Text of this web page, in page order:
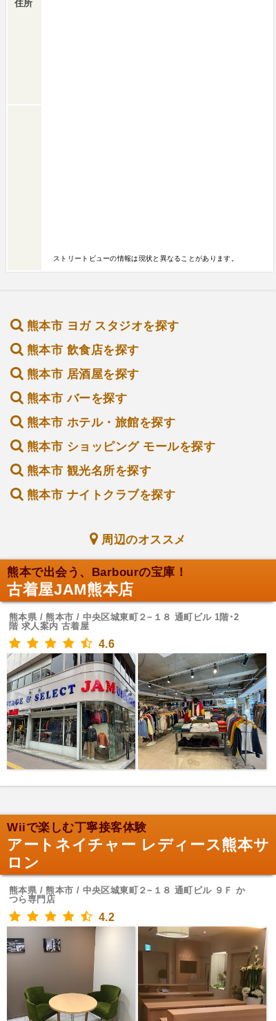
住所
ストリートビューの情報は現状と異なることがあります。
熊本市 ヨガ スタジオを探す
熊本市 飲食店を探す
熊本市 居酒屋を探す
熊本市 バーを探す
熊本市 ホテル・旅館を探す
熊本市 ショッピング モールを探す
熊本市 観光名所を探す
熊本市 ナイトクラブを探す
周辺のオススメ
熊本で出会う、Barbourの宝庫！
古着屋JAM熊本店
熊本県 / 熊本市 / 中央区城東町２−１８ 通町ビル 1階･2
階 求人案内 古着屋
4.6
Wiiで楽しむ丁寧接客体験
アートネイチャー レディース熊本サ
ロン
熊本県 / 熊本市 / 中央区城東町２−１８ 通町ビル ９Ｆ か
つら専門店
4.2